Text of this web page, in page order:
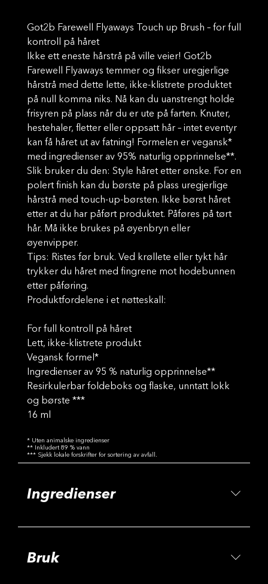
Got2b Farewell Flyaways Touch up Brush – for full
kontroll på håret
Ikke ett eneste hårstrå på ville veier! Got2b
Farewell Flyaways temmer og fikser uregjerlige
hårstrå med dette lette, ikke-klistrete produktet
på null komma niks. Nå kan du uanstrengt holde
frisyren på plass når du er ute på farten. Knuter,
hestehaler, fletter eller oppsatt hår – intet eventyr
kan få håret ut av fatning! Formelen er vegansk*
med ingredienser av 95% naturlig opprinnelse**.
Slik bruker du den: Style håret etter ønske. For en
polert finish kan du børste på plass uregjerlige
hårstrå med touch-up-børsten. Ikke børst håret
etter at du har påført produktet. Påføres på tørt
hår. Må ikke brukes på øyenbryn eller
øyenvipper.
Tips: Ristes før bruk. Ved krøllete eller tykt hår
trykker du håret med fingrene mot hodebunnen
etter påføring.
Produktfordelene i et nøtteskall:
For full kontroll på håret
Lett, ikke-klistrete produkt
Vegansk formel*
Ingredienser av 95 % naturlig opprinnelse**
Resirkulerbar foldeboks og flaske, unntatt lokk
og børste ***
16 ml
* Uten animalske ingredienser
** Inkludert 89 % vann
*** Sjekk lokale forskrifter for sortering av avfall.
Ingredienser
Bruk